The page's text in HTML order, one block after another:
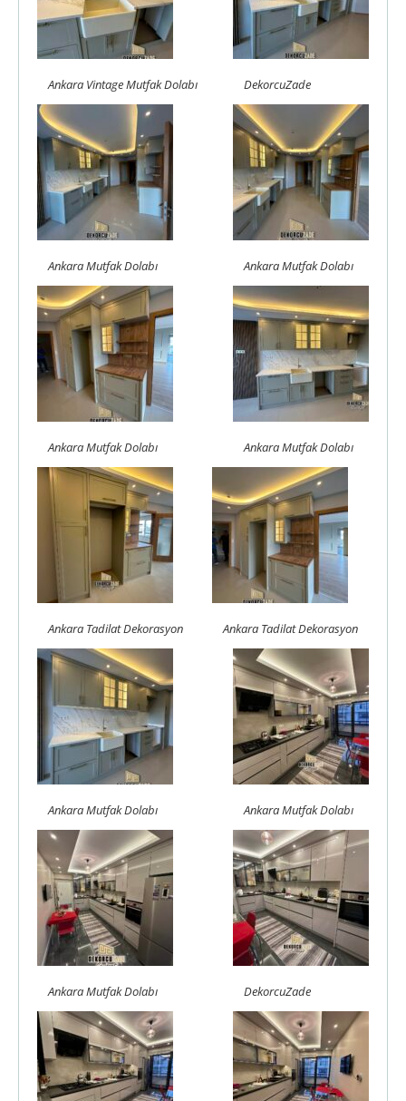
Ankara Vintage Mutfak Dolabı DekorcuZade
Ankara Mutfak Dolabı Ankara Mutfak Dolabı
Ankara Mutfak Dolabı Ankara Mutfak Dolabı
Ankara Tadilat Dekorasyon Ankara Tadilat Dekorasyon
Ankara Mutfak Dolabı Ankara Mutfak Dolabı
Ankara Mutfak Dolabı DekorcuZade